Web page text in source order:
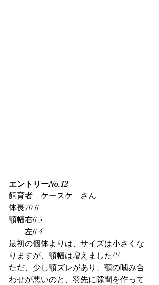
エントリーNo.12
飼育者　ケースケ　さん
体長70.6
顎幅右6.5
左6.4
最初の個体よりは、サイズは小さくな
りますが、顎幅は増えました!!!
ただ、少し顎ズレがあり、顎の噛み合
わせが悪いのと、羽先に隙間を作って